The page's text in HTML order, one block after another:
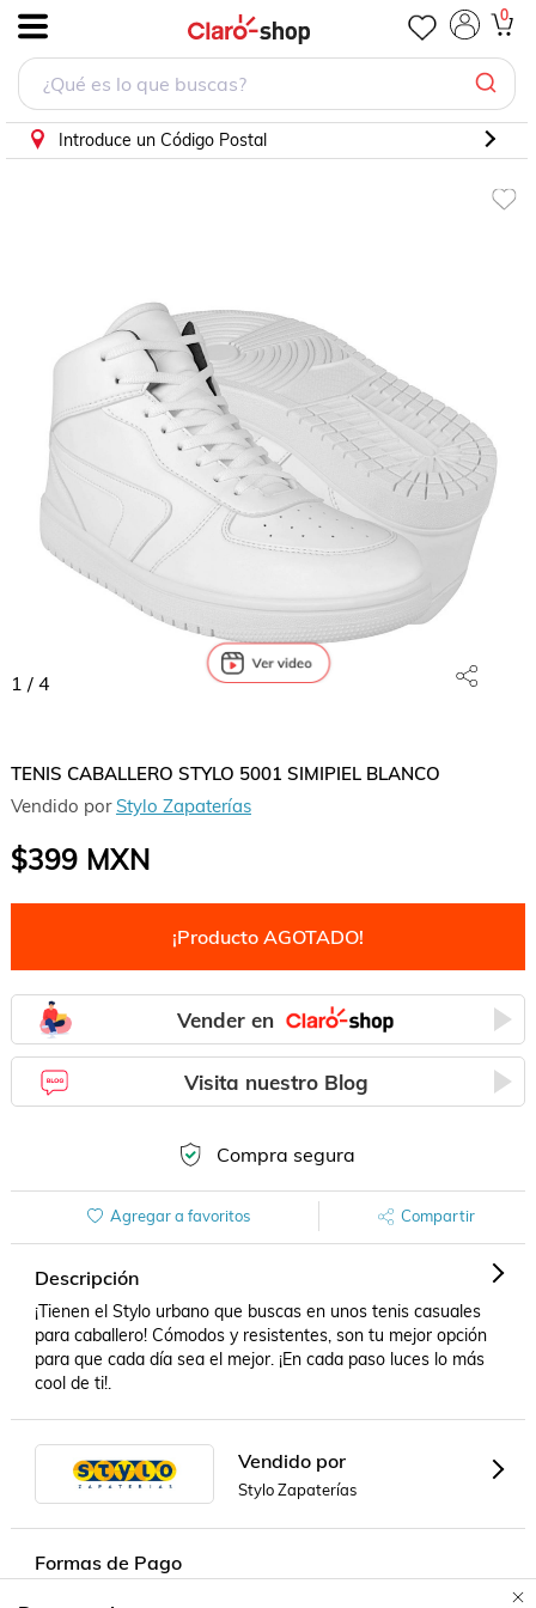
0
Introduce un Código Postal
1 / 4
TENIS CABALLERO STYLO 5001 SIMIPIEL BLANCO
Vendido por Stylo Zapaterías
$399MXN
¡Producto AGOTADO!
Vender en
Visita nuestro Blog
Compra segura
Agregar a favoritos Compartir
Descripción
¡Tienen el Stylo urbano que buscas en unos tenis casuales
para caballero! Cómodos y resistentes, son tu mejor opción
para que cada día sea el mejor. ¡En cada paso luces lo más
cool de ti!.
Vendido por
Stylo Zapaterías
Formas de Pago